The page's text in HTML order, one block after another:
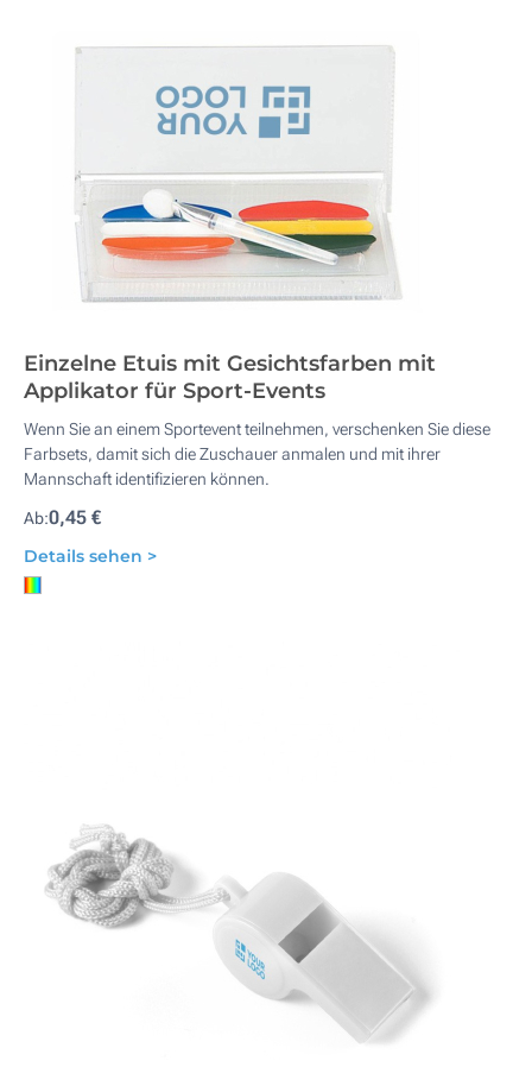
Einzelne Etuis mit Gesichtsfarben mit
Applikator für Sport-Events
Wenn Sie an einem Sportevent teilnehmen, verschenken Sie diese
Farbsets, damit sich die Zuschauer anmalen und mit ihrer
Mannschaft identifizieren können.
Ab:0,45 €
Details sehen >